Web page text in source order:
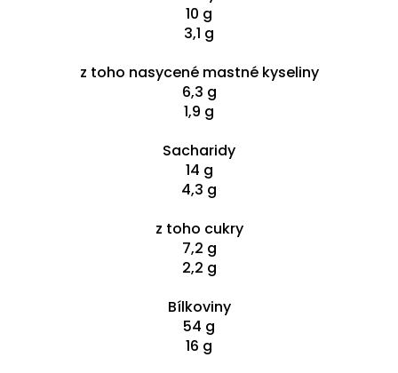
10 g
3,1 g
z toho nasycené mastné kyseliny
6,3 g
1,9 g
Sacharidy
14 g
4,3 g
z toho cukry
7,2 g
2,2 g
Bílkoviny
54 g
16 g